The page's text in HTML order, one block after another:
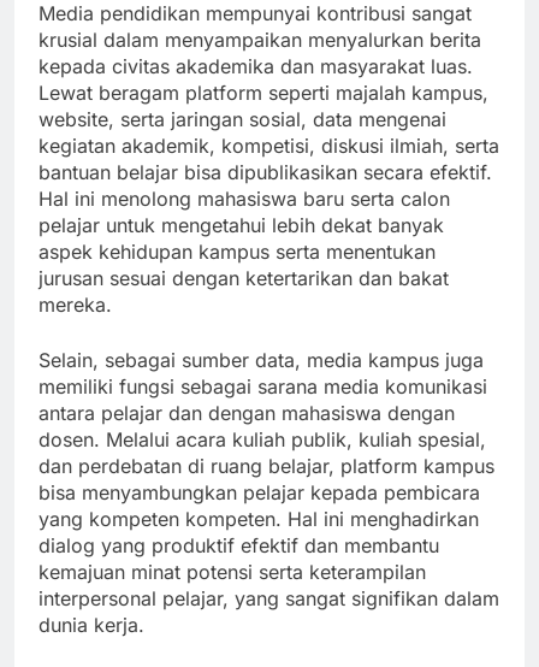
Media pendidikan mempunyai kontribusi sangat
krusial dalam menyampaikan menyalurkan berita
kepada civitas akademika dan masyarakat luas.
Lewat beragam platform seperti majalah kampus,
website, serta jaringan sosial, data mengenai
kegiatan akademik, kompetisi, diskusi ilmiah, serta
bantuan belajar bisa dipublikasikan secara efektif.
Hal ini menolong mahasiswa baru serta calon
pelajar untuk mengetahui lebih dekat banyak
aspek kehidupan kampus serta menentukan
jurusan sesuai dengan ketertarikan dan bakat
mereka.
Selain, sebagai sumber data, media kampus juga
memiliki fungsi sebagai sarana media komunikasi
antara pelajar dan dengan mahasiswa dengan
dosen. Melalui acara kuliah publik, kuliah spesial,
dan perdebatan di ruang belajar, platform kampus
bisa menyambungkan pelajar kepada pembicara
yang kompeten kompeten. Hal ini menghadirkan
dialog yang produktif efektif dan membantu
kemajuan minat potensi serta keterampilan
interpersonal pelajar, yang sangat signifikan dalam
dunia kerja.